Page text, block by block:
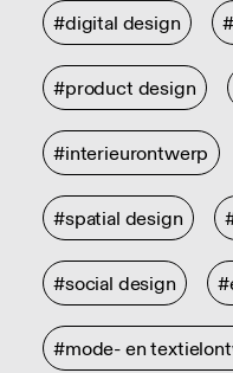
#digital design
#product design
#interieurontwerp
#spatial design
#social design
#mode- en